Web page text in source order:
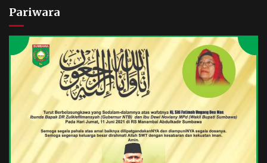
Pariwara